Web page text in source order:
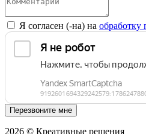
Я согласен (-на) на обработку
Перезвоните мне
2026 © Креативные решения